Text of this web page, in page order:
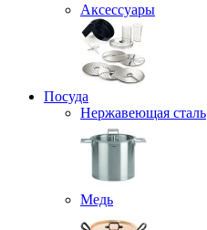
Аксессуары
Посуда
Нержавеющая сталь
Медь